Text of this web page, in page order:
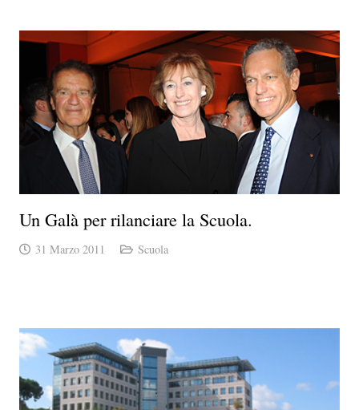
Un Galà per rilanciare la Scuola.
31 Marzo 2011 Scuola